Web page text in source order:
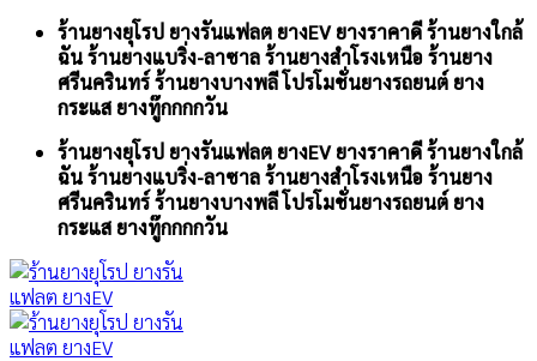
Skip
content
ร้านยางยุโรป ยางรันแฟลต ยางEV ยางราคาดี ร้านยางใกล้
ฉัน ร้านยางแบริ่ง-ลาซาล ร้านยางสำโรงเหนือ ร้านยาง
ศรีนครินทร์ ร้านยางบางพลี โปรโมชั่นยางรถยนต์ ยาง
กระแส ยางทู๊กกกกวัน
ร้านยางยุโรป ยางรันแฟลต ยางEV ยางราคาดี ร้านยางใกล้
ฉัน ร้านยางแบริ่ง-ลาซาล ร้านยางสำโรงเหนือ ร้านยาง
ศรีนครินทร์ ร้านยางบางพลี โปรโมชั่นยางรถยนต์ ยาง
กระแส ยางทู๊กกกกวัน